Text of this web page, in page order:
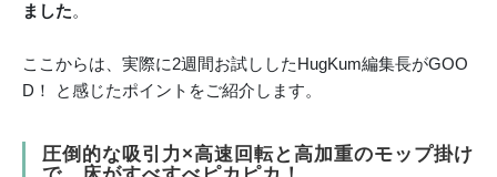
ました。
ここからは、実際に2週間お試ししたHugKum編集長がGOO
D！ と感じたポイントをご紹介します。
圧倒的な吸引力×高速回転と高加重のモップ掛け